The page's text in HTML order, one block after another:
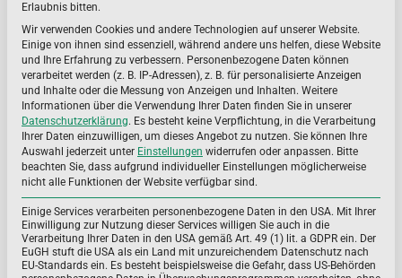
Erlaubnis bitten.
Wir verwenden Cookies und andere Technologien auf unserer Website.
Einige von ihnen sind essenziell, während andere uns helfen, diese Website
und Ihre Erfahrung zu verbessern. Personenbezogene Daten können
verarbeitet werden (z. B. IP-Adressen), z. B. für personalisierte Anzeigen
und Inhalte oder die Messung von Anzeigen und Inhalten. Weitere
Informationen über die Verwendung Ihrer Daten finden Sie in unserer
Datenschutzerklärung. Es besteht keine Verpflichtung, in die Verarbeitung
Ihrer Daten einzuwilligen, um dieses Angebot zu nutzen. Sie können Ihre
Auswahl jederzeit unter Einstellungen widerrufen oder anpassen. Bitte
beachten Sie, dass aufgrund individueller Einstellungen möglicherweise
nicht alle Funktionen der Website verfügbar sind.
Einige Services verarbeiten personenbezogene Daten in den USA. Mit Ihrer
Einwilligung zur Nutzung dieser Services willigen Sie auch in die
Verarbeitung Ihrer Daten in den USA gemäß Art. 49 (1) lit. a GDPR ein. Der
EuGH stuft die USA als ein Land mit unzureichendem Datenschutz nach
EU-Standards ein. Es besteht beispielsweise die Gefahr, dass US-Behörden